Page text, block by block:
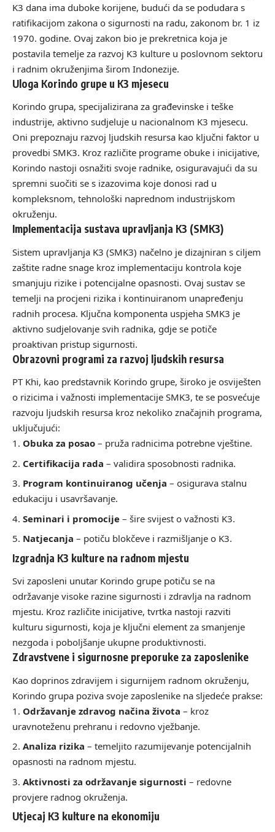
K3 dana ima duboke korijene, budući da se podudara s
ratifikacijom zakona o sigurnosti na radu, zakonom br. 1 iz
1970. godine. Ovaj zakon bio je prekretnica koja je
postavila temelje za razvoj K3 kulture u poslovnom sektoru
i radnim okruženjima širom Indonezije.
Uloga Korindo grupe u K3 mjesecu
Korindo grupa, specijalizirana za građevinske i teške
industrije, aktivno sudjeluje u nacionalnom K3 mjesecu.
Oni prepoznaju razvoj ljudskih resursa kao ključni faktor u
provedbi SMK3. Kroz različite programe obuke i inicijative,
Korindo nastoji osnažiti svoje radnike, osiguravajući da su
spremni suočiti se s izazovima koje donosi rad u
kompleksnom, tehnološki naprednom industrijskom
okruženju.
Implementacija sustava upravljanja K3 (SMK3)
Sistem upravljanja K3 (SMK3) načelno je dizajniran s ciljem
zaštite radne snage kroz implementaciju kontrola koje
smanjuju rizike i potencijalne opasnosti. Ovaj sustav se
temelji na procjeni rizika i kontinuiranom unapređenju
radnih procesa. Ključna komponenta uspjeha SMK3 je
aktivno sudjelovanje svih radnika, gdje se potiče
proaktivan pristup sigurnosti.
Obrazovni programi za razvoj ljudskih resursa
PT Khi, kao predstavnik Korindo grupe, široko je osviješten
o rizicima i važnosti implementacije SMK3, te se posvećuje
razvoju ljudskih resursa kroz nekoliko značajnih programa,
uključujući:
Obuka za posao – pruža radnicima potrebne vještine.
Certifikacija rada – validira sposobnosti radnika.
Program kontinuiranog učenja – osigurava stalnu
edukaciju i usavršavanje.
Seminari i promocije – šire svijest o važnosti K3.
Natjecanja – potiču blokčeve i razmišljanje o K3.
Izgradnja K3 kulture na radnom mjestu
Svi zaposleni unutar Korindo grupe potiču se na
održavanje visoke razine sigurnosti i zdravlja na radnom
mjestu. Kroz različite inicijative, tvrtka nastoji razviti
kulturu sigurnosti, koja je ključni element za smanjenje
nezgoda i poboljšanje ukupne produktivnosti.
Zdravstvene i sigurnosne preporuke za zaposlenike
Kao doprinos zdravijem i sigurnijem radnom okruženju,
Korindo grupa poziva svoje zaposlenike na sljedeće prakse:
Održavanje zdravog načina života – kroz
uravnoteženu prehranu i redovno vježbanje.
Analiza rizika – temeljito razumijevanje potencijalnih
opasnosti na radnom mjestu.
Aktivnosti za održavanje sigurnosti – redovne
provjere radnog okruženja.
Utjecaj K3 kulture na ekonomiju